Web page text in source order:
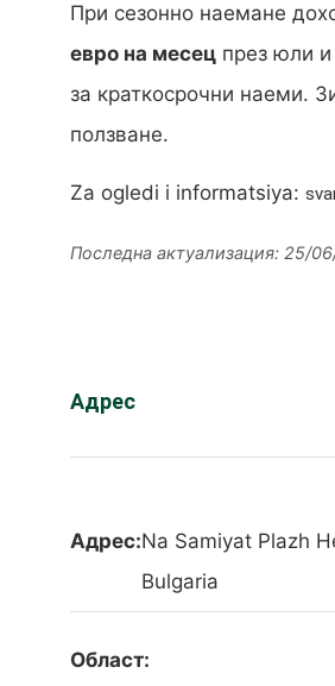
При сезонно наемане
евро на месец през юли и
за краткосрочни наеми.
ползване.
Za ogledi i informatsiya:
Последна актуализация: 25/
Адрес
Адрес:Na Samiyat Plazh
Bulgaria
Област: